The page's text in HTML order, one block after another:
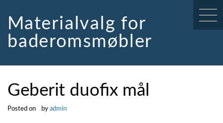
contentMaterialvalg for
baderomsmøbler
Geberit duofix mål
Posted on by admin